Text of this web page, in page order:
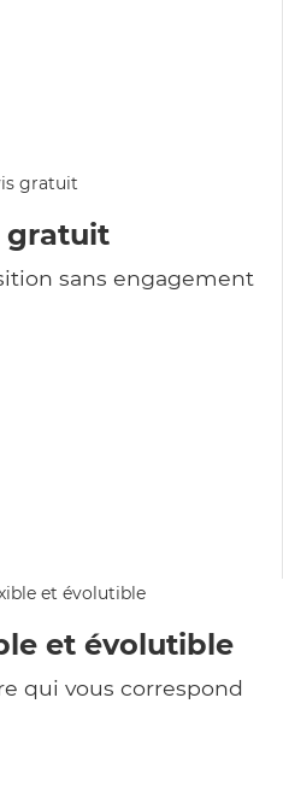
gratuit
sans engagement
et évolutible
qui vous correspond